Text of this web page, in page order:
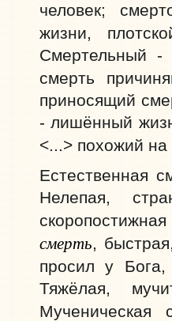
человек;
жизни,
Смертельный -
смерть
приносящий
- лишённый
<...> похожий
Естественная
Нелепая,
смерть,
просил у
Тяжёлая,
Мученическая